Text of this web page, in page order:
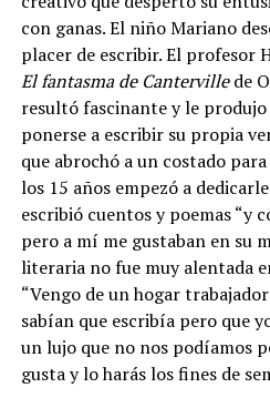
con ganas. El niño Mariano
placer de escribir. El profesor
El fantasma de Cantervillede
resultó fascinante y le
ponerse a escribir su propia
que abrochó a un costado
los 15 años empezó a
escribió cuentos y poemas “y
pero a mí me gustaban en su
literaria no fue muy alentada
“Vengo de un hogar
sabían que escribía pero que
un lujo que no nos podíamos
gusta y lo harás los fines de